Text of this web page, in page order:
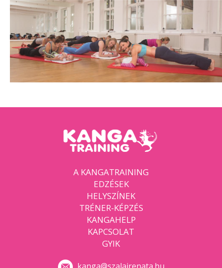
A KANGATRAINING
EDZÉSEK
HELYSZÍNEK
TRÉNER-KÉPZÉS
KANGAHELP
KAPCSOLAT
GYIK